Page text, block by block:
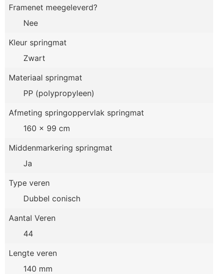
Framenet meegeleverd?
Nee
Kleur springmat
Zwart
Materiaal springmat
PP (polypropyleen)
Afmeting springoppervlak springmat
160 x 99 cm
Middenmarkering springmat
Ja
Type veren
Dubbel conisch
Aantal Veren
44
Lengte veren
140 mm